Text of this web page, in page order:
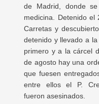
de Madrid, donde
medicina. Detenido
Carretas y
detenido y llevado a
primero y a la cárcel
de agosto hay una
que fuesen
entre ellos el P.
fueron asesinados.